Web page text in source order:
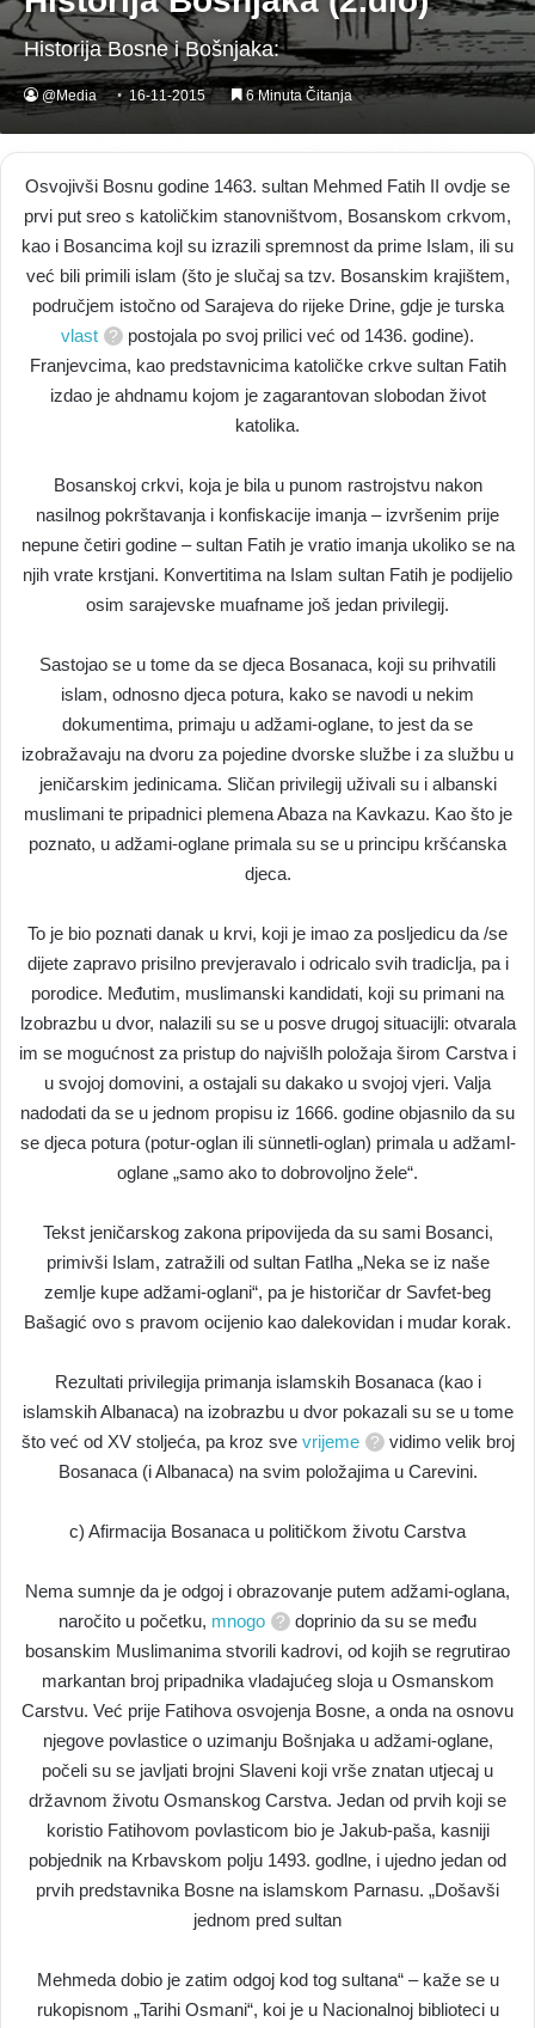
Historija Bosne i Bošnjaka:
@Media 16-11-2015 6 Minuta Čitanja
Osvojivši Bosnu godine 1463. sultan Mehmed Fatih II ovdje se
prvi put sreo s katoličkim stanovništvom, Bosanskom crkvom,
kao i Bosancima kojl su izrazili spremnost da prime Islam, ili su
već bili primili islam (što je slučaj sa tzv. Bosanskim krajištem,
područjem istočno od Sarajeva do rijeke Drine, gdje je turska
vlast
postojala po svoj prilici već od 1436. godine).
Franjevcima, kao predstavnicima katoličke crkve sultan Fatih
izdao je ahdnamu kojom je zagarantovan slobodan život
katolika.
Bosanskoj crkvi, koja je bila u punom rastrojstvu nakon
nasilnog pokrštavanja i konfiskacije imanja – izvršenim prije
nepune četiri godine – sultan Fatih je vratio imanja ukoliko se na
njih vrate krstjani. Konvertitima na Islam sultan Fatih je podijelio
osim sarajevske muafname još jedan privilegij.
Sastojao se u tome da se djeca Bosanaca, koji su prihvatili
islam, odnosno djeca potura, kako se navodi u nekim
dokumentima, primaju u adžami-oglane, to jest da se
izobražavaju na dvoru za pojedine dvorske službe i za službu u
jeničarskim jedinicama. Sličan privilegij uživali su i albanski
muslimani te pripadnici plemena Abaza na Kavkazu. Kao što je
poznato, u adžami-oglane primala su se u principu kršćanska
djeca.
To je bio poznati danak u krvi, koji je imao za posljedicu da /se
dijete zapravo prisilno prevjeravalo i odricalo svih tradiclja, pa i
porodice. Međutim, muslimanski kandidati, koji su primani na
lzobrazbu u dvor, nalazili su se u posve drugoj situacijli: otvarala
im se mogućnost za pristup do najvišlh položaja širom Carstva i
u svojoj domovini, a ostajali su dakako u svojoj vjeri. Valja
nadodati da se u jednom propisu iz 1666. godine objasnilo da su
se djeca potura (potur-oglan ili sünnetli-oglan) primala u adžaml-
oglane „samo ako to dobrovoljno žele“.
Tekst jeničarskog zakona pripovijeda da su sami Bosanci,
primivši Islam, zatražili od sultan Fatlha „Neka se iz naše
zemlje kupe adžami-oglani“, pa je historičar dr Savfet-beg
Bašagić ovo s pravom ocijenio kao dalekovidan i mudar korak.
Rezultati privilegija primanja islamskih Bosanaca (kao i
islamskih Albanaca) na izobrazbu u dvor pokazali su se u tome
što već od XV stoljeća, pa kroz sve vrijeme
vidimo velik broj
Bosanaca (i Albanaca) na svim položajima u Carevini.
c) Afirmacija Bosanaca u političkom životu Carstva
Nema sumnje da je odgoj i obrazovanje putem adžami-oglana,
naročito u početku, mnogo
doprinio da su se među
bosanskim Muslimanima stvorili kadrovi, od kojih se regrutirao
markantan broj pripadnika vladajućeg sloja u Osmanskom
Carstvu. Već prije Fatihova osvojenja Bosne, a onda na osnovu
njegove povlastice o uzimanju Bošnjaka u adžami-oglane,
počeli su se javljati brojni Slaveni koji vrše znatan utjecaj u
državnom životu Osmanskog Carstva. Jedan od prvih koji se
koristio Fatihovom povlasticom bio je Jakub-paša, kasniji
pobjednik na Krbavskom polju 1493. godlne, i ujedno jedan od
prvih predstavnika Bosne na islamskom Parnasu. „Došavši
jednom pred sultan
Mehmeda dobio je zatim odgoj kod tog sultana“ – kaže se u
rukopisnom „Tarihi Osmani“, koi je u Nacionalnoj biblioteci u